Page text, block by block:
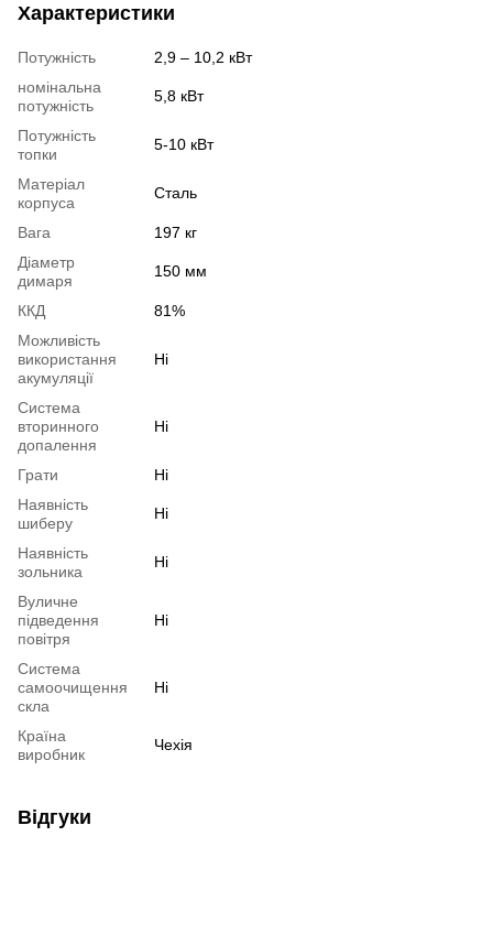
Характеристики
Потужність
2,9 – 10,2 кВт
номінальна
потужність
5,8 кВт
Потужність
топки
5-10 кВт
Матеріал
корпуса
Сталь
Вага
197 кг
Діаметр
димаря
150 мм
ККД
81%
Можливість
використання
акумуляції
Ні
Система
вторинного
допалення
Ні
Грати
Ні
Наявність
шиберу
Ні
Наявність
зольника
Ні
Вуличне
підведення
повітря
Ні
Система
самоочищення
скла
Ні
Країна
виробник
Чехія
Відгуки